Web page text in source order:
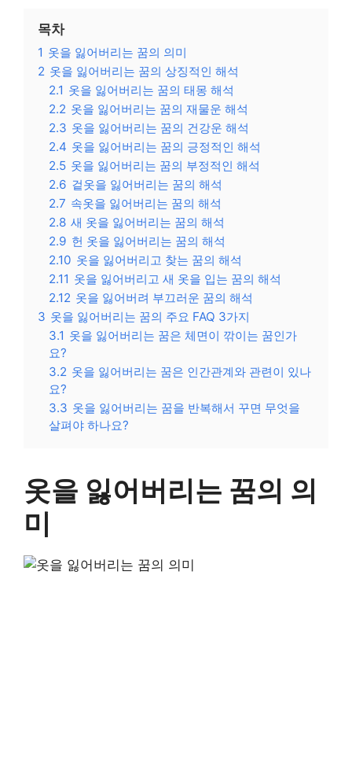
목차
1 옷을 잃어버리는 꿈의 의미
2 옷을 잃어버리는 꿈의 상징적인 해석
2.1 옷을 잃어버리는 꿈의 태몽 해석
2.2 옷을 잃어버리는 꿈의 재물운 해석
2.3 옷을 잃어버리는 꿈의 건강운 해석
2.4 옷을 잃어버리는 꿈의 긍정적인 해석
2.5 옷을 잃어버리는 꿈의 부정적인 해석
2.6 겉옷을 잃어버리는 꿈의 해석
2.7 속옷을 잃어버리는 꿈의 해석
2.8 새 옷을 잃어버리는 꿈의 해석
2.9 헌 옷을 잃어버리는 꿈의 해석
2.10 옷을 잃어버리고 찾는 꿈의 해석
2.11 옷을 잃어버리고 새 옷을 입는 꿈의 해석
2.12 옷을 잃어버려 부끄러운 꿈의 해석
3 옷을 잃어버리는 꿈의 주요 FAQ 3가지
3.1 옷을 잃어버리는 꿈은 체면이 깎이는 꿈인가
요?
3.2 옷을 잃어버리는 꿈은 인간관계와 관련이 있나
요?
3.3 옷을 잃어버리는 꿈을 반복해서 꾸면 무엇을
살펴야 하나요?
옷을 잃어버리는 꿈의 의
미